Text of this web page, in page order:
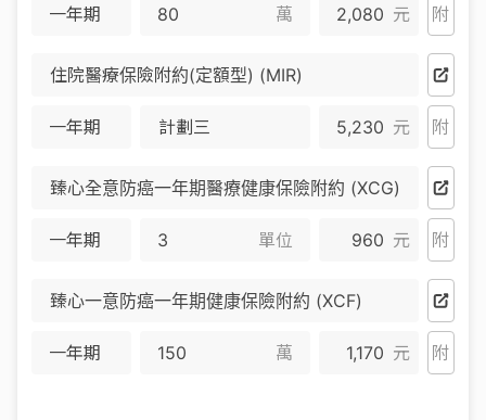
一年期 萬 2,080 元 附
住院醫療保險附約(定額型) (MIR)
一年期 計劃三 5,230 元 附
臻心全意防癌一年期醫療健康保險附約 (XCG)
一年期 單位 960 元 附
臻心一意防癌一年期健康保險附約 (XCF)
一年期 萬 1,170 元 附